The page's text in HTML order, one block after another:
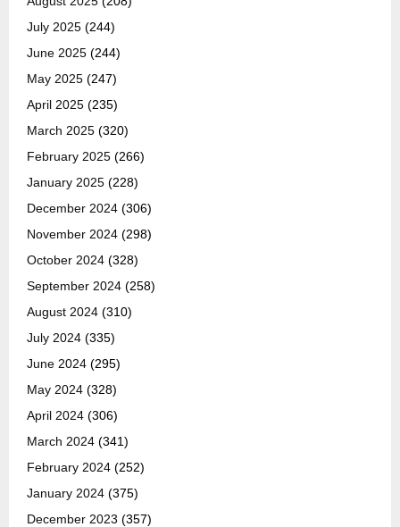
July 2025 (244)
June 2025 (244)
May 2025 (247)
April 2025 (235)
March 2025 (320)
February 2025 (266)
January 2025 (228)
December 2024 (306)
November 2024 (298)
October 2024 (328)
September 2024 (258)
August 2024 (310)
July 2024 (335)
June 2024 (295)
May 2024 (328)
April 2024 (306)
March 2024 (341)
February 2024 (252)
January 2024 (375)
December 2023 (357)